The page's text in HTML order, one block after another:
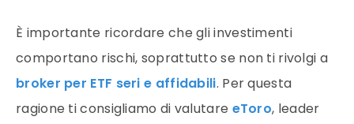
È importante ricordare che gli investimenti
comportano rischi, soprattutto se non ti rivolgi a
broker per ETF seri e affidabili. Per questa
ragione ti consigliamo di valutare eToro, leader